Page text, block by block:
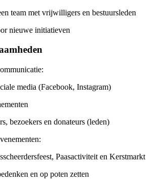
team met vrijwilligers en bestuursleden
nieuwe initiatieven
media (Facebook, Instagram)
bezoekers en donateurs (leden)
Paasactiviteit en Kerstmarkt
en op poten zetten